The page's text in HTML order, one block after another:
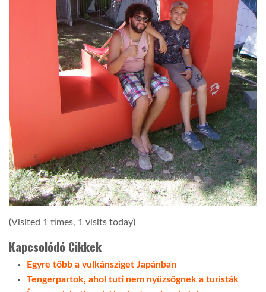
(Visited 1 times, 1 visits today)
Kapcsolódó Cikkek
Egyre több a vulkánsziget Japánban
Tengerpartok, ahol tuti nem nyüzsögnek a turisták